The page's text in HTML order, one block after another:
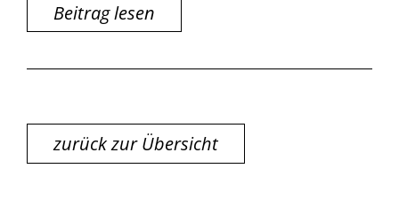
Beitrag lesen
zurück zur Übersicht